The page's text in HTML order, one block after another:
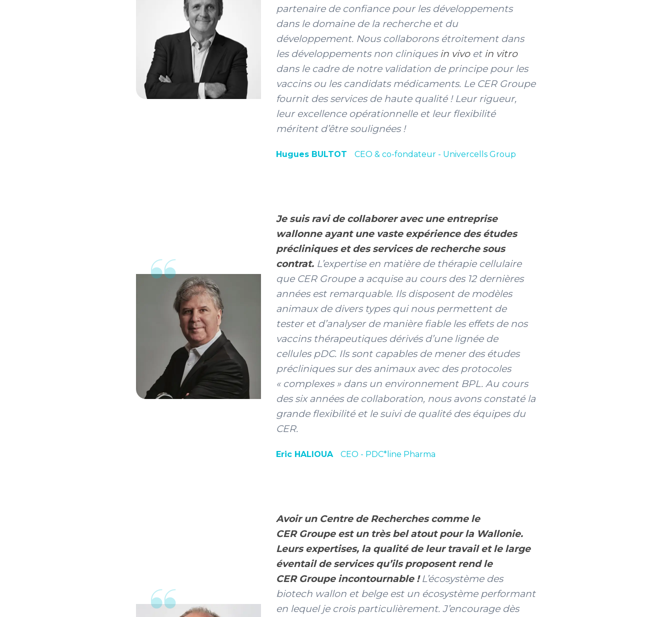
partenaire de confiance pour les développements
dans le domaine de la recherche et du
développement. Nous collaborons étroitement dans
les développements non cliniques in vivoet in vitro
dans le cadre de notre validation de principe pour les
vaccins ou les candidats médicaments. Le CER Groupe
fournit des services de haute qualité ! Leur rigueur,
leur excellence opérationnelle et leur flexibilité
méritent d’être soulignées !
Hugues BULTOT CEO & co-fondateur - Univercells Group
Je suis ravi de collaborer avec une entreprise
wallonne ayant une vaste expérience des études
précliniques et des services de recherche sous
contrat. L’expertise en matière de thérapie cellulaire
que CER Groupe a acquise au cours des 12 dernières
années est remarquable. Ils disposent de modèles
animaux de divers types qui nous permettent de
tester et d’analyser de manière fiable les effets de nos
vaccins thérapeutiques dérivés d’une lignée de
cellules pDC. Ils sont capables de mener des études
précliniques sur des animaux avec des protocoles
« complexes » dans un environnement BPL. Au cours
des six années de collaboration, nous avons constaté la
grande flexibilité et le suivi de qualité des équipes du
CER.
Eric HALIOUA CEO - PDC*line Pharma
Avoir un Centre de Recherches comme le
CER Groupe est un très bel atout pour la Wallonie.
Leurs expertises, la qualité de leur travail et le large
éventail de services qu’ils proposent rend le
CER Groupe incontournable !L’écosystème des
biotech wallon et belge est un écosystème performant
en lequel je crois particulièrement. J’encourage dès